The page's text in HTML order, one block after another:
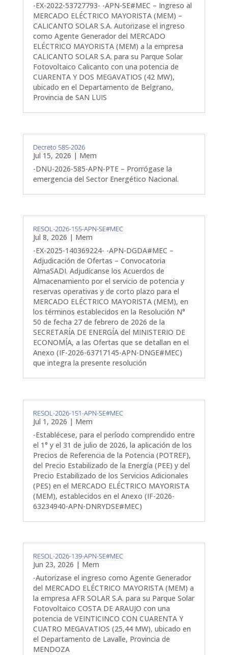
-EX-2022-53727793- -APN-SE#MEC – Ingreso al
MERCADO ELÉCTRICO MAYORISTA (MEM) –
CALICANTO SOLAR S.A. Autorizase el ingreso
como Agente Generador del MERCADO
ELÉCTRICO MAYORISTA (MEM) a la empresa
CALICANTO SOLAR S.A. para su Parque Solar
Fotovoltaico Calicanto con una potencia de
CUARENTA Y DOS MEGAVATIOS (42 MW),
ubicado en el Departamento de Belgrano,
Provincia de SAN LUIS
Decreto 585-2026
Jul 15, 2026 | Mem
-DNU-2026-585-APN-PTE – Prorrógase la
emergencia del Sector Energético Nacional.
RESOL-2026-155-APN-SE#MEC
Jul 8, 2026 | Mem
-EX-2025-140369224- -APN-DGDA#MEC –
Adjudicación de Ofertas – Convocatoria
AlmaSADI. Adjudícanse los Acuerdos de
Almacenamiento por el servicio de potencia y
reservas operativas y de corto plazo para el
MERCADO ELÉCTRICO MAYORISTA (MEM), en
los términos establecidos en la Resolución N°
50 de fecha 27 de febrero de 2026 de la
SECRETARÍA DE ENERGÍA del MINISTERIO DE
ECONOMÍA, a las Ofertas que se detallan en el
Anexo (IF-2026-63717145-APN-DNGE#MEC)
que integra la presente resolución
RESOL-2026-151-APN-SE#MEC
Jul 1, 2026 | Mem
-Establécese, para el período comprendido entre
el 1° y el 31 de julio de 2026, la aplicación de los
Precios de Referencia de la Potencia (POTREF),
del Precio Estabilizado de la Energía (PEE) y del
Precio Estabilizado de los Servicios Adicionales
(PES) en el MERCADO ELÉCTRICO MAYORISTA
(MEM), establecidos en el Anexo (IF-2026-
63234940-APN-DNRYDSE#MEC)
RESOL-2026-139-APN-SE#MEC
Jun 23, 2026 | Mem
-Autorizase el ingreso como Agente Generador
del MERCADO ELÉCTRICO MAYORISTA (MEM) a
la empresa AFR SOLAR S.A. para su Parque Solar
Fotovoltaico COSTA DE ARAUJO con una
potencia de VEINTICINCO CON CUARENTA Y
CUATRO MEGAVATIOS (25,44 MW), ubicado en
el Departamento de Lavalle, Provincia de
MENDOZA